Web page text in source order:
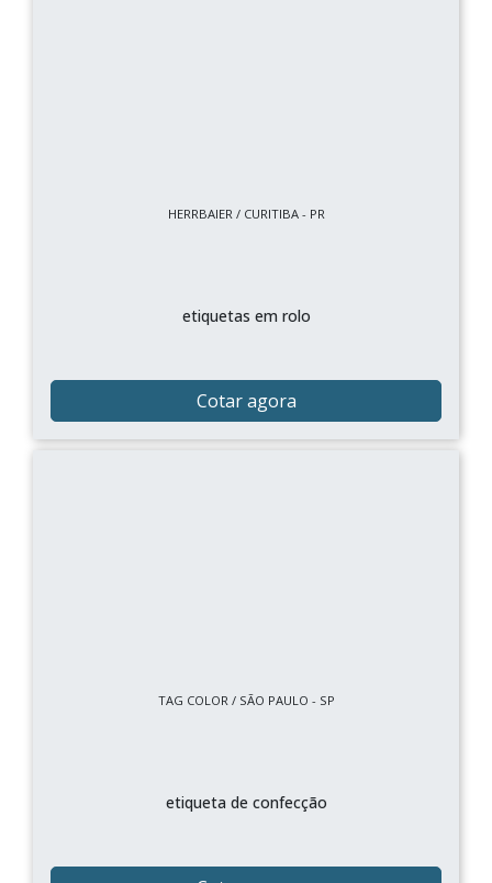
HERRBAIER / CURITIBA - PR
etiquetas em rolo
Cotar agora
TAG COLOR / SÃO PAULO - SP
etiqueta de confecção